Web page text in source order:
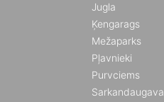
Jugla
Ķengarags
Mežaparks
Pļavnieki
Purvciems
Sarkandaugava